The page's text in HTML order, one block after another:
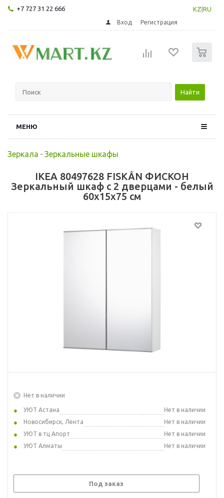
+7 727 31 22 666 KZ RU
Вход Регистрация
Найти
МЕНЮ
Зеркала - Зеркальные шкафы
IKEA 80497628 FISKÅN ФИСКОН
Зеркальный шкаф с 2 дверцами - белый
60x15x75 см
Нет в наличии
УЮТ Астана
Нет в наличии
Новосибирск, Лента
Нет в наличии
УЮТ в тц Апорт
Нет в наличии
УЮТ Алматы
Нет в наличии
Под заказ